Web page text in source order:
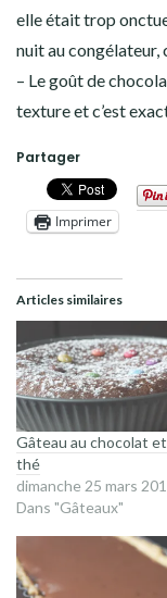
elle était trop
nuit au congélateur,
– Le goût de
texture et c’est
Partager
Imprimer
Articles similaires
Gâteau au chocolat
thé
dimanche 25 mars
Dans "Gâteaux"